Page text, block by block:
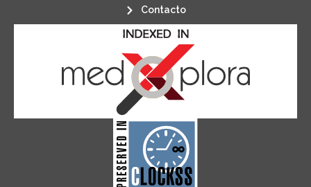
Contacto
CLOCKSS is a dak archive that
ensures the long-term survival
of web-based scholary
publications, governed by and for
its stakeholders.